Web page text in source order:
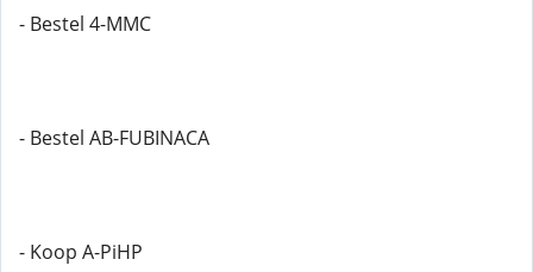
- Bestel 4-MMC
- Bestel AB-FUBINACA
- Koop A-PiHP